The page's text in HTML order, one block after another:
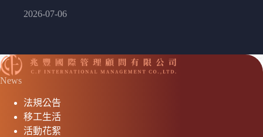
2026-07-06
News
法規公告
移工生活
活動花絮